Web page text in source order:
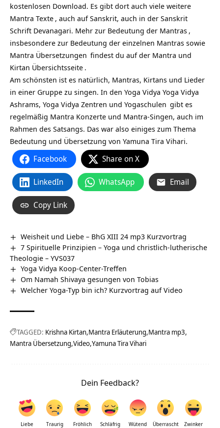
kostenlosen Download. Es gibt dort auch viele weitere
Mantra Texte , auch auf Sanskrit, auch in der Sanskrit
Schrift Devanagari. Mehr zur Bedeutung der Mantras ,
insbesondere zur Bedeutung der einzelnen Mantras sowie
Mantra Übersetzungen findest du aufder Mantra und
Kirtan Übersichtsseite .
Am schönsten ist es natürlich, Mantras, Kirtans und Lieder
in einer Gruppe zu singen. In den Yoga Vidya Yoga Vidya
Ashrams, Yoga Vidya Zentren und Yogaschulen gibt es
regelmäßig Mantra Konzerte und Mantra-Singen, auch im
Rahmen des Satsangs. Das war also einiges zum Thema
Bedeutung und Übersetzung von Yamuna Tira Vihari.
Facebook Share on X
LinkedIn WhatsApp Email
Copy Link
Weisheit und Liebe – BhG XIII 24 mp3 Kurzvortrag
7 Spirituelle Prinzipien – Yoga und christlich-lutherische
Theologie – YVS037
Yoga Vidya Koop-Center-Treffen
Om Namah Shivaya gesungen von Tobias
Welcher Yoga-Typ bin ich? Kurzvortrag auf Video
TAGGED: Krishna Kirtan Mantra Erläuterung Mantra mp3
Mantra Übersetzung Video Yamuna Tira Vihari
Dein Feedback?
Liebe Traurig Fröhlich Schläfrig Wütend Überrascht Zwinker